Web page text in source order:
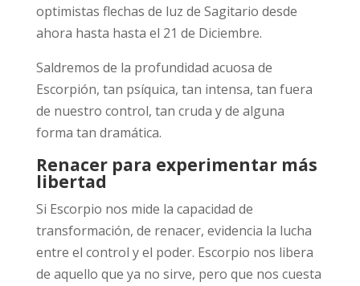
optimistas flechas de luz de Sagitario desde
ahora hasta hasta el 21 de Diciembre.
Saldremos de la profundidad acuosa de
Escorpión, tan psíquica, tan intensa, tan fuera
de nuestro control, tan cruda y de alguna
forma tan dramática.
Renacer para experimentar más
libertad
Si Escorpio nos mide la capacidad de
transformación, de renacer, evidencia la lucha
entre el control y el poder. Escorpio nos libera
de aquello que ya no sirve, pero que nos cuesta